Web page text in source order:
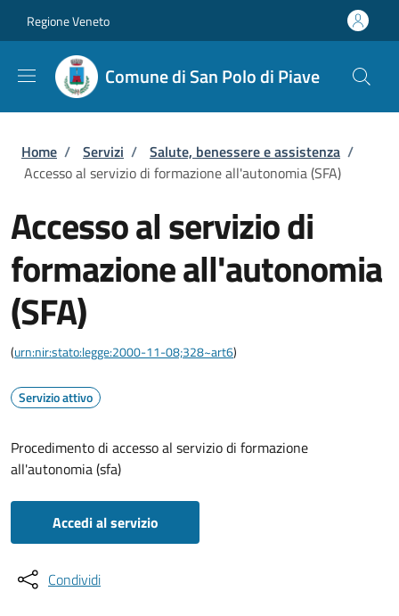
Regione Veneto
Comune di San Polo di Piave
Briciole di pane
Home / Servizi / Salute, benessere e assistenza /
Accesso al servizio di formazione all'autonomia (SFA)
Accesso al servizio di
formazione all'autonomia
(SFA)
(urn:nir:stato:legge:2000-11-08;328~art6)
Servizio attivo
Procedimento di accesso al servizio di formazione
all'autonomia (sfa)
Accedi al servizio
Condividi